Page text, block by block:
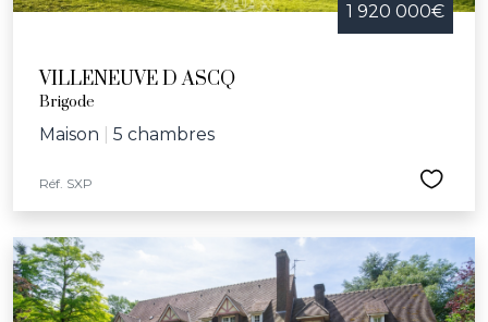
1 920 000€
VILLENEUVE D ASCQ
Brigode
Maison 5 chambres
Réf. SXP